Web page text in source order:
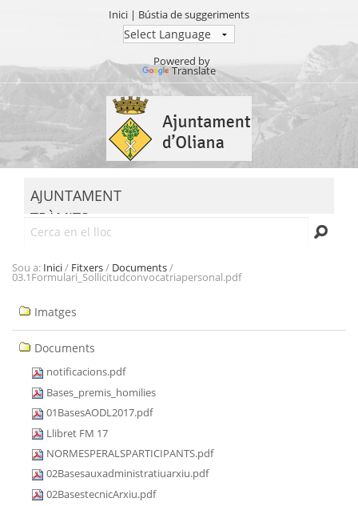
Inici | Bústia de suggeriments
Powered by
Translate
contingut.
Salta
AJUNTAMENT
TRÀMITS
SEU ELECTRÒNICA
TRANSPARÈNCIA
Sou a: Inici/ Fitxers/ Documents/
03.1Formulari_Sollicitudconvocatriapersonal.pdf
Navegació
Imatges
Documents
notificacions.pdf
Bases_premis_homilies
01BasesAODL2017.pdf
Llibret FM 17
NORMESPERALSPARTICIPANTS.pdf
02Basesauxadministratiuarxiu.pdf
02BasestecnicArxiu.pdf